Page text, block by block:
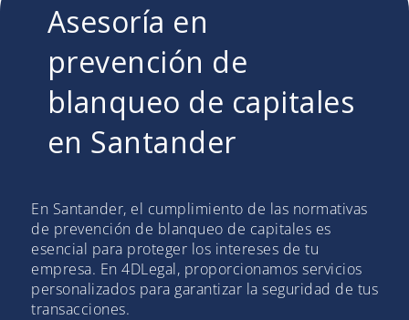
Asesoría en
prevención de
blanqueo de capitales
en Santander
En Santander, el cumplimiento de las normativas
de prevención de blanqueo de capitales es
esencial para proteger los intereses de tu
empresa. En 4DLegal, proporcionamos servicios
personalizados para garantizar la seguridad de tus
transacciones.